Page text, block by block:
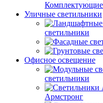
Уличные светильники
светильники
Офисное освещение
светильники
Армстронг